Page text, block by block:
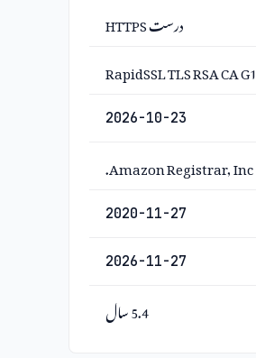
درست HTTPS
RapidSSL TLS RSA CA G1
2026-10-23
Amazon Registrar, Inc.
2020-11-27
2026-11-27
5.4 سال